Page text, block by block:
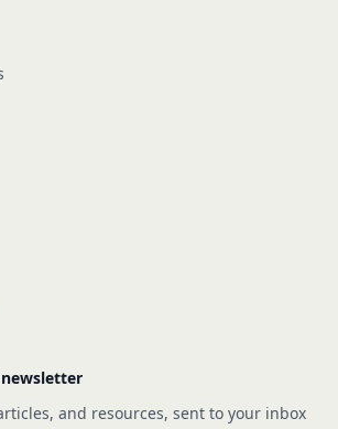
and resources, sent to your inbox